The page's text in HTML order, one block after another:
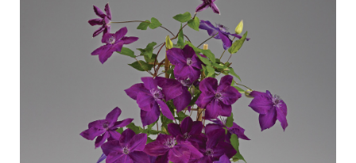
Neue Kollektionen
Wo unsere Pflanzen erhältlich sind
PFLEGE
Pflege von Freilandrosen
Pflege von Zimmerrosen
Pflege von Zimmerrosen
Pflege von Freilandclematis
Pflege von Zimmerclematis
Pflege Ort & Land
PFLANZENFINDER